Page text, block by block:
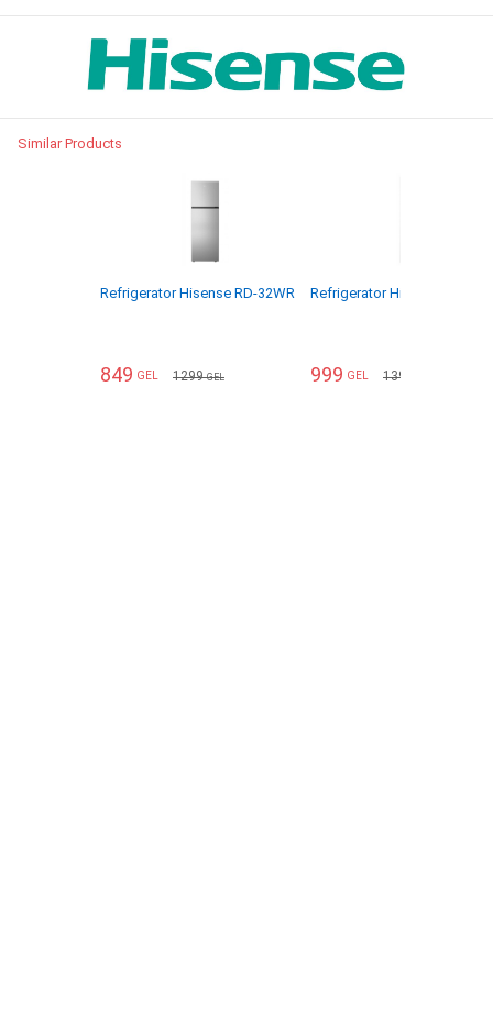
Similar Products
Refrigerator Hisense RD-32WR
849 GEL 1299GEL
Refrigerator Hisense RD-
999 GEL 1399